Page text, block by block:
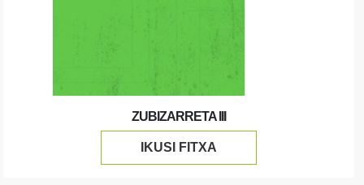
ZUBIZARRETA III
IKUSI FITXA